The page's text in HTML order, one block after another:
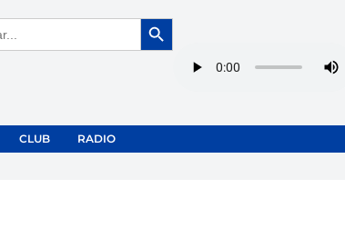
Botón de búsqueda
CLUB RADIO